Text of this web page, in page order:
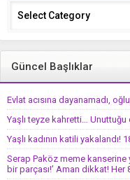
Categories
Güncel Başlıklar
Evlat acısına dayanamadı,
Yaşlı teyze kahretti…
Yaşlı kadının katili
Serap Paköz meme kanserine
bir parçası!’ Aman dikkat!